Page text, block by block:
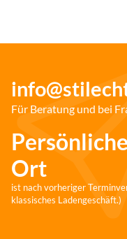
Für Beratung und bei
Ort
ist nach vorheriger
klassisches Ladengeschäft.)